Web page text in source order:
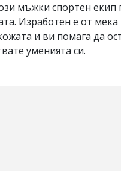
мъжки спортен екип
Изработен е от мека
и ви помага да
уменията си.